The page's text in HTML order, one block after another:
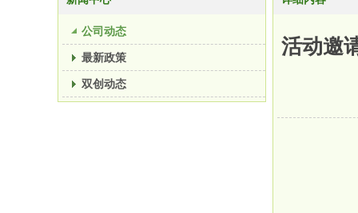
公司动态
最新政策
双创动态
活动邀